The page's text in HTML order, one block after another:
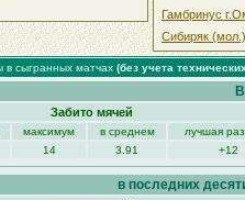
Гамбринус
Сибиряк
в сыгранных матчах (без учета
Забито мячей
максимум в среднем
лучшая
14 3.91 +12
в последних